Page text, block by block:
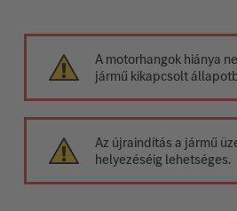
A motorhangok hiánya
jármű kikapcsolt
Az újraindítás a jármű
helyezéséig lehetséges.